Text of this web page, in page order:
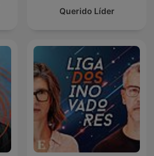
Querido Líder